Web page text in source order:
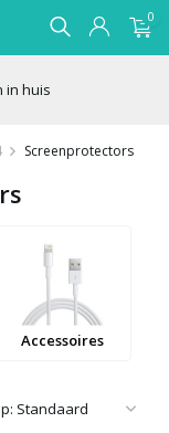
0
in huis
Screenprotectors
Accessoires